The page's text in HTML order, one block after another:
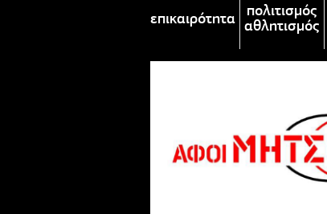
επικαιρότητα πολιτισμός
αθλητισμός